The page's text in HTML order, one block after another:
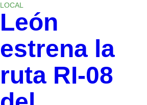
LOCAL
León
estrena la
ruta RI-08